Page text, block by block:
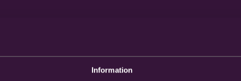
Information